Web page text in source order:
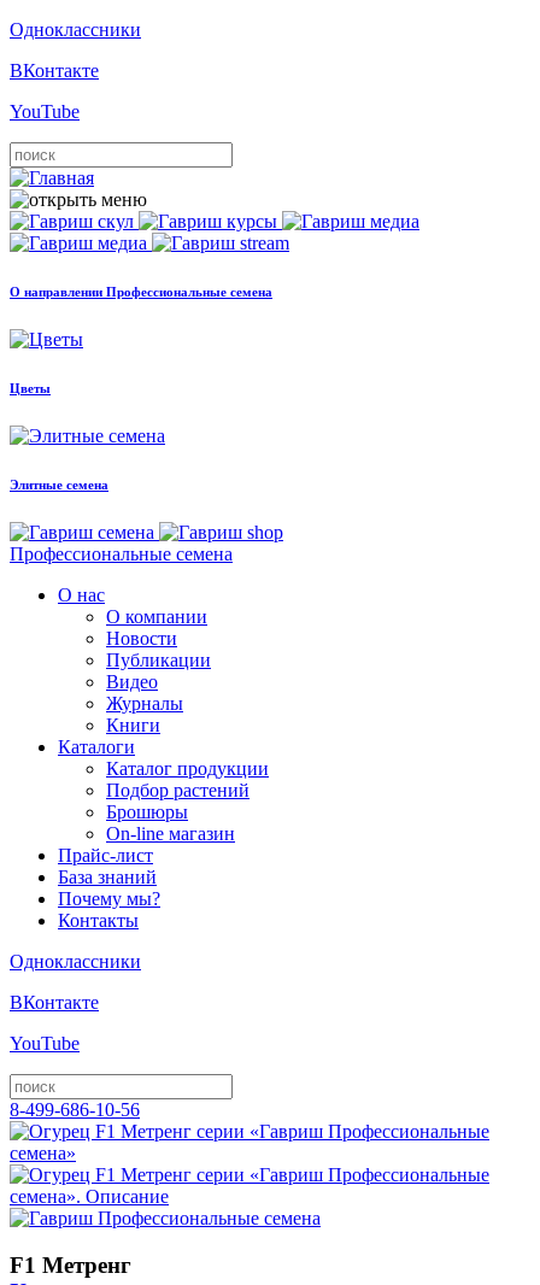
Одноклассники
ВКонтакте
YouTube
О направлении Профессиональные семена
Цветы
Элитные семена
Профессиональные семена
О нас
О компании
Новости
Публикации
Видео
Журналы
Книги
Каталоги
Каталог продукции
Подбор растений
Брошюры
On-line магазин
Прайс-лист
База знаний
Почему мы?
Контакты
Одноклассники
ВКонтакте
YouTube
8-499-686-10-56
F1 Метренг